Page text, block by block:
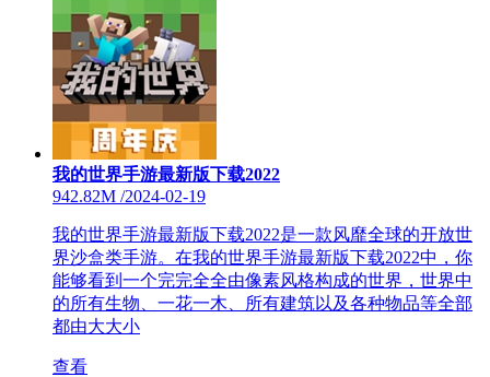
我的世界手游最新版下载2022
942.82M /2024-02-19
我的世界手游最新版下载2022是一款风靡全球的开放世
界沙盒类手游。在我的世界手游最新版下载2022中，你
能够看到一个完完全全由像素风格构成的世界，世界中
的所有生物、一花一木、所有建筑以及各种物品等全部
都由大大小
查看